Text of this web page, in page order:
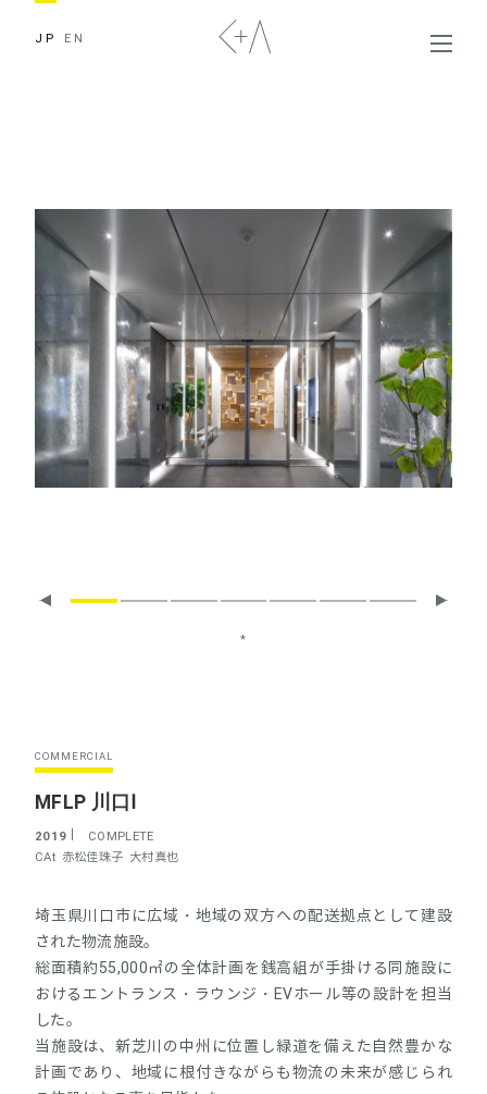
JP EN
*
COMMERCIAL
MFLP 川口Ⅰ
2019
COMPLETE
CAt 赤松佳珠子 大村真也
埼玉県川口市に広域・地域の双方への配送拠点として建設
された物流施設。
総面積約55,000㎡の全体計画を銭高組が手掛ける同施設に
おけるエントランス・ラウンジ・EVホール等の設計を担当
した。
当施設は、新芝川の中州に位置し緑道を備えた自然豊かな
計画であり、地域に根付きながらも物流の未来が感じられ